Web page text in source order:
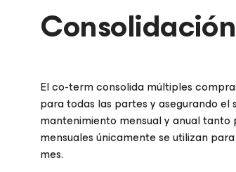
El co-term consolida múltiples
para todas las partes y asegurando
mantenimiento mensual y anual
mensuales únicamente se utilizan
mes.